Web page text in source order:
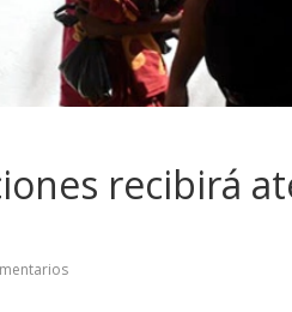
recibirá